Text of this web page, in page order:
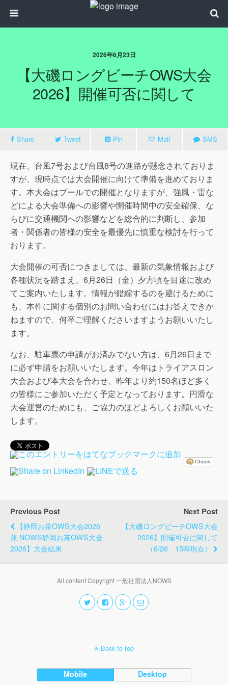
2026年6月23日
【大磯ロングビーチOWS大会
2026】開催可否に関して
Share Tweet Pin Mail SMS
現在、台風7号および台風8号の進路が懸念されておりま
すが、現時点では大会開催に向けて準備を進めておりま
す。本大会はプールでの開催となりますが、強風・雷な
どによる大会準備への影響や開催時間中の安全確保、な
らびに交通機関への影響などを総合的に判断し、参加
者・関係者の皆様の安全を最優先に慎重な検討を行って
おります。
大会開催の可否につきましては、最新の気象情報および
各種状況を踏まえ、6月26日（金）夕方頃を目途に改め
てご案内いたします。情報が錯綜するのを避けるために
も、本件に関する個別のお問い合わせにはお答えできか
ねますので、何卒ご理解くださいますようお願いいたし
ます。
なお、駐車票の申請がお済みでない方は、6月26日まで
に必ず申請をお願いいたします。今年はトライアスロン
大会および本大会を合わせ、昨年より約150名ほど多く
の皆様にご参加いただく予定となっております。円滑な
大会運営のためにも、ご協力のほどよろしくお願いいた
します。
Previous Post
【静岡お茶OWS大会2026
兼 NOWS静岡お茶OWS大会
2026】大会結果
Next Post
【大磯ロングビーチOWS大会
2026】開催可否に関して
（6/26 15時現在）
All content Copyright 一般社団法人NOWS
Back to top
Mobile Desktop